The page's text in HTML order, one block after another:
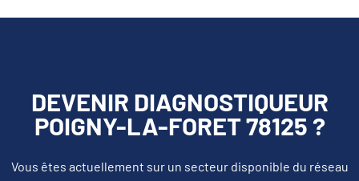
DEVENIR DIAGNOSTIQUEUR
POIGNY-LA-FORET 78125 ?
Vous êtes actuellement sur un secteur disponible du réseau